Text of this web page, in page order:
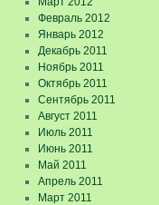
Февраль 2012
Январь 2012
Декабрь 2011
Ноябрь 2011
Октябрь 2011
Сентябрь 2011
Август 2011
Июль 2011
Июнь 2011
Май 2011
Апрель 2011
Март 2011